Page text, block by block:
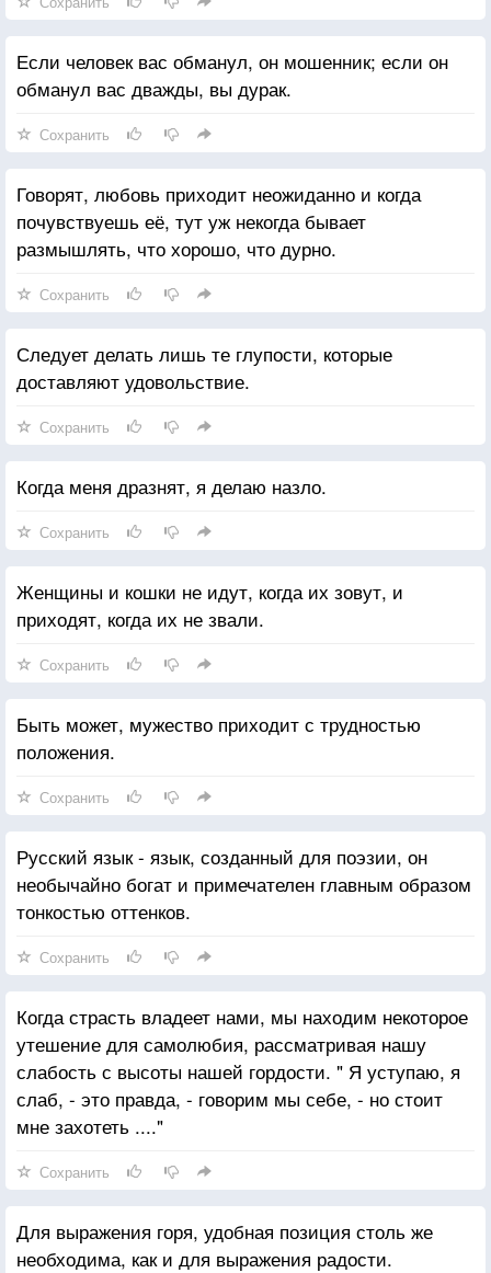
Если человек вас обманул, он мошенник; если он
обманул вас дважды, вы дурак.
Сохранить
Говорят, любовь приходит неожиданно и когда
почувствуешь её, тут уж некогда бывает
размышлять, что хорошо, что дурно.
Сохранить
Следует делать лишь те глупости, которые
доставляют удовольствие.
Сохранить
Когда меня дразнят, я делаю назло.
Сохранить
Женщины и кошки не идут, когда их зовут, и
приходят, когда их не звали.
Сохранить
Быть может, мужество приходит с трудностью
положения.
Сохранить
Русский язык - язык, созданный для поэзии, он
необычайно богат и примечателен главным образом
тонкостью оттенков.
Сохранить
Когда страсть владеет нами, мы находим некоторое
утешение для самолюбия, рассматривая нашу
слабость с высоты нашей гордости. " Я уступаю, я
слаб, - это правда, - говорим мы себе, - но стоит
мне захотеть ...."
Сохранить
Для выражения горя, удобная позиция столь же
необходима, как и для выражения радости.